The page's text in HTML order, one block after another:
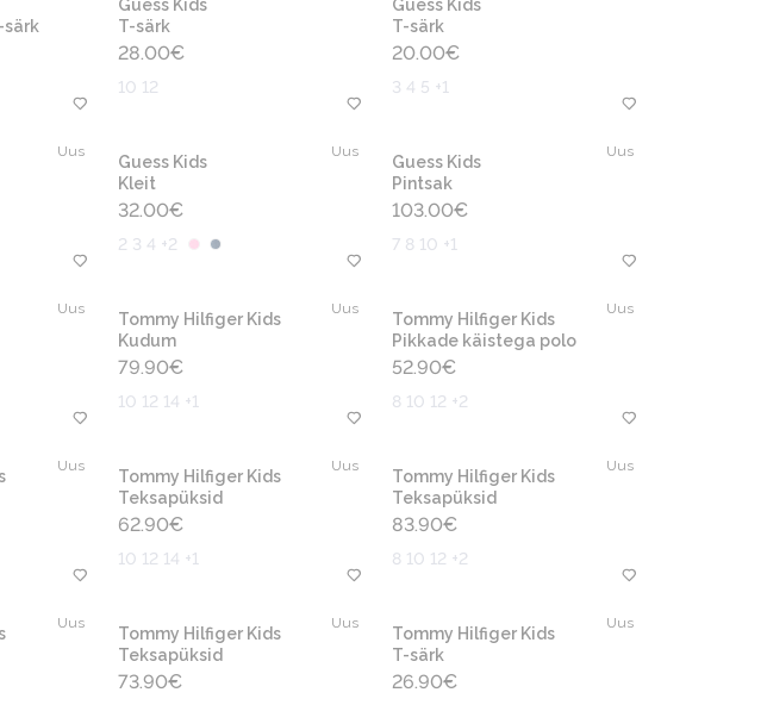
Guess Kids
T-särk
28.00€
10 12
Guess Kids
T-särk
20.00€
3 4 5 +1
Uus Uus
Guess Kids
Kleit
32.00€
2 3 4 +2
Uus
Guess Kids
Pintsak
103.00€
7 8 10 +1
Uus Uus
Tommy Hilfiger Kids
Kudum
79.90€
10 12 14 +1
Uus
Tommy Hilfiger Kids
Pikkade käistega polo
52.90€
8 10 12 +2
Uus Uus
Tommy Hilfiger Kids
Teksapüksid
62.90€
10 12 14 +1
Uus
Tommy Hilfiger Kids
Teksapüksid
83.90€
8 10 12 +2
Uus Uus
Tommy Hilfiger Kids
Teksapüksid
73.90€
Uus
Tommy Hilfiger Kids
T-särk
26.90€